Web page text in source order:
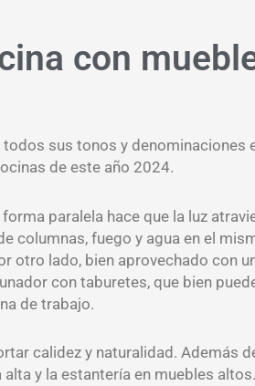
con
sus tonos y denominaciones
de este año 2024.
paralela hace que la luz
columnas, fuego y agua en el
otro lado, bien aprovechado con
con taburetes, que bien
de trabajo.
calidez y naturalidad. Además
y la estantería en muebles altos.